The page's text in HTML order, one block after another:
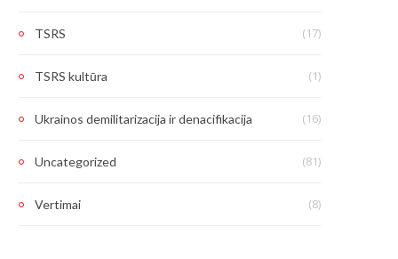
TSRS (17)
TSRS kultūra (1)
Ukrainos demilitarizacija ir denacifikacija (16)
Uncategorized (81)
Vertimai (8)